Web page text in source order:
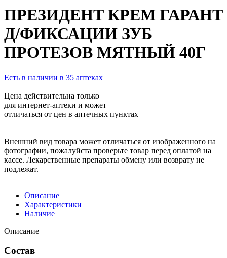
ПРЕЗИДЕНТ КРЕМ ГАРАНТ
Д/ФИКСАЦИИ ЗУБ
ПРОТЕЗОВ МЯТНЫЙ 40Г
Есть в наличии в 35 аптеках
Цена действительна только
для интернет-аптеки и может
отличаться от цен в аптечных пунктах
Внешний вид товара может отличаться от изображенного на
фотографии, пожалуйста проверьте товар перед оплатой на
кассе. Лекарственные препараты обмену или возврату не
подлежат.
Описание
Характеристики
Наличие
Описание
Состав